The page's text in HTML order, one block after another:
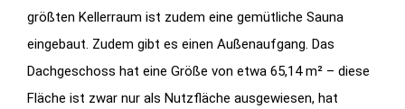
größten Kellerraum ist zudem eine gemütliche Sauna
eingebaut. Zudem gibt es einen Außenaufgang. Das
Dachgeschoss hat eine Größe von etwa 65,14 m² – diese
Fläche ist zwar nur als Nutzfläche ausgewiesen, hat